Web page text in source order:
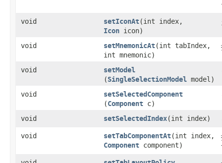
void
setIconAt​(int index,
Icon icon)
void setMnemonicAt​(int tabIndex,
int mnemonic)
void setModel
(SingleSelectionModel model)
void setSelectedComponent
(Component c)
void setSelectedIndex​(int index)
void setTabComponentAt​(int index,
Component component)